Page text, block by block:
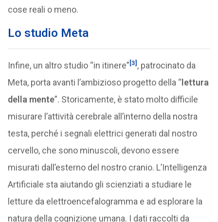
cose reali o meno.
Lo studio Meta
Infine, un altro studio “in itinere”[3] , patrocinato da
Meta, porta avanti l’ambizioso progetto della “lettura
della mente”. Storicamente, è stato molto difficile
misurare l’attività cerebrale all’interno della nostra
testa, perché i segnali elettrici generati dal nostro
cervello, che sono minuscoli, devono essere
misurati dall’esterno del nostro cranio. L’Intelligenza
Artificiale sta aiutando gli scienziati a studiare le
letture da elettroencefalogramma e ad esplorare la
natura della cognizione umana. I dati raccolti da